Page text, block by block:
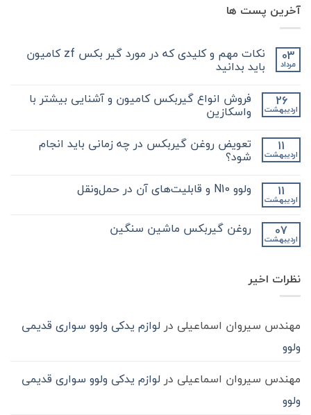
آخرین پست ها
03
مرداد
نکات مهم و کلیدی که در مورد گیر بکس zf کامیون
باید بدانید
دیدگاهی
نکات
مهم
کلیدی
در
مورد
بکس
کامیون
باید
نشده 26
اردیبهشت
فروش انواع گیربکس کامیون و آشنایی بیشتر با
واسکازین
برای
فروش
انواع
و
آشنایی
واسکازین
ثبت
نشده 11
اردیبهشت
تعویض روغن گیربکس در چه زمانی باید انجام
شود؟
برای
تعویض
چه
ثبت
نشده 11
اردیبهشت
ولوو N10 و قابلیت‌های آن در حمل‌ونقل
ولوو
N10
حمل‌ونقل
نشده 07
اردیبهشت
روغن گیربکس ماشین سنگین
گیربکس
ماشیننظرات اخیر
مهندس سیروان اسماعیلی در لوازم یدکی ولوو سواری قدیمی
ولوو
مهندس سیروان اسماعیلی در لوازم یدکی ولوو سواری قدیمی
ولوو